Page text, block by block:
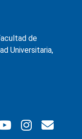
de
Universitaria,